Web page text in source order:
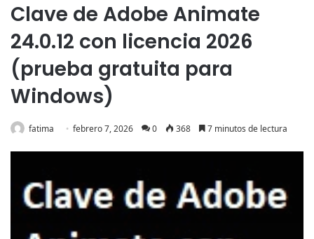
Clave de Adobe Animate
24.0.12 con licencia 2026
(prueba gratuita para
Windows)
fatima febrero 7, 2026 0 368 7 minutos de lectura